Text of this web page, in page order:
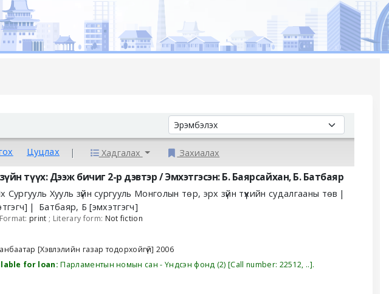
Sort by:
Цуцлах Хадгалах
Захиалах
түүх: Дээж бичиг 2-р дэвтэр /Эмхэтгэсэн: Б. Баярсайхан, Б. Батбаяр
Хууль зүйн сургууль Монголын төр, эрх зүйн түүхийн судалгааны төв
Батбаяр, Б [эмхэтгэгч]
print ; Literary form: Not fiction
[Хэвлэлийн газар тодорхойгүй] 2006
for loan:Парламентын номын сан - Үндсэн фонд (2) Call number: 22512, .. .